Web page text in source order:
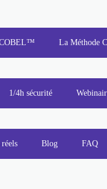
COBEL™ La Méthode
1/4h sécurité
réels Blog FAQ